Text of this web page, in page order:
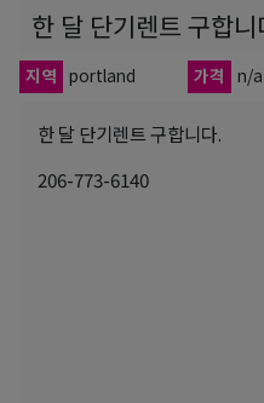
한 달 단기렌트 구합니
지역 portland 가격 n/a
한 달 단기렌트 구합니다.
206-773-6140